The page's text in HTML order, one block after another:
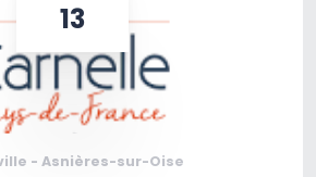
13
- Asnières-sur-Oise